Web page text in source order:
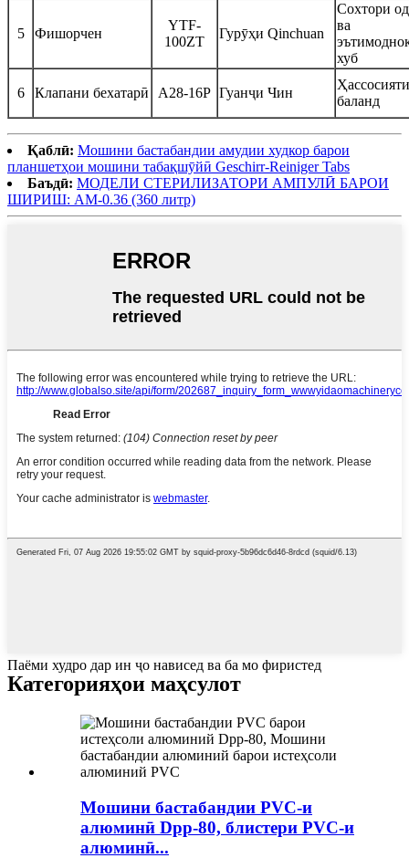
5 Фишорчен
YTF-
100ZT
Гурӯҳи Qinchuan
Сохтори
ва
хуб
6 Клапани бехатарӣ A28-16P Гуанҷи Чин
Ҳассосияти
баланд
Қаблӣ: Мошини бастабандии амудии худкор барои
планшетҳои мошини табақшӯйӣ Geschirr-Reiniger Tabs
Баъдӣ: МОДЕЛИ СТЕРИЛИЗАТОРИ АМПУЛӢ БАРОИ
ШИРИШ: AM-0.36 (360 литр)
Паёми худро дар ин ҷо нависед ва ба мо фиристед
Категорияҳои маҳсулот
Мошини бастабандии PVC-и
алюминӣ Dpp-80, блистери PVC-и
алюминӣ...